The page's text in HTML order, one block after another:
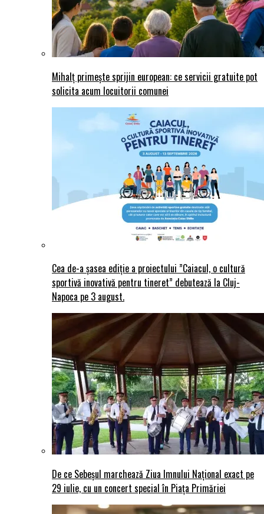
Mihalț primește sprijin european: ce servicii gratuite pot
solicita acum locuitorii comunei
Cea de-a șasea ediție a proiectului ”Caiacul, o cultură
sportivă inovativă pentru tineret” debutează la Cluj-
Napoca pe 3 august.
De ce Sebeșul marchează Ziua Imnului Național exact pe
29 iulie, cu un concert special în Piața Primăriei